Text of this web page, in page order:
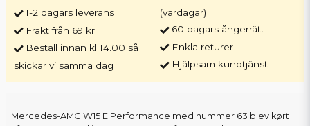
1-2 dagars leverans
Frakt från 69 kr
Beställ innan kl 14.00 så
skickar vi samma dag
(vardagar)
60 dagars ångerrätt
Enkla returer
Hjälpsam kundtjänst
Mercedes-AMG W15 E Performance med nummer 63 blev kørt